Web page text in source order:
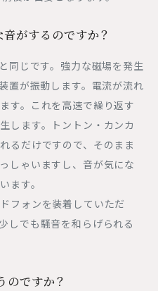
がするのですか？
同じです。強力な磁場を発生
置が振動します。電流が流れ
す。これを高速で繰り返す
します。トントン・カンカ
るだけですので、そのまま
しゃいますし、音が気にな
ます。
フォンを装着していただ
しでも騒音を和らげられる
のですか？